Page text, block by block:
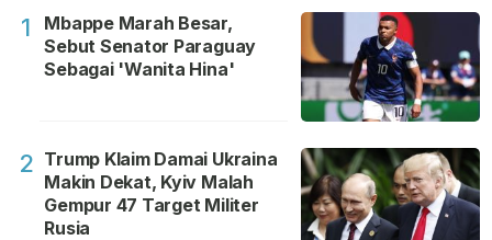
1
Mbappe Marah Besar,
Sebut Senator Paraguay
Sebagai 'Wanita Hina'
2 Trump Klaim Damai Ukraina
Makin Dekat, Kyiv Malah
Gempur 47 Target Militer
Rusia